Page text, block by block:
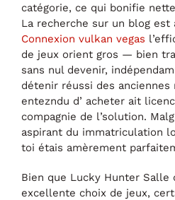
catégorie, ce qui bonifie
La recherche sur un blog est
Connexion vulkan vegas
de jeux orient gros — bien
sans nul devenir,
détenir réussi des anciennes
entezndu d’ acheter ait
compagnie de l’solution.
aspirant du immatriculation
toi étais amèrement
Bien que Lucky Hunter Salle
excellente choix de jeux,